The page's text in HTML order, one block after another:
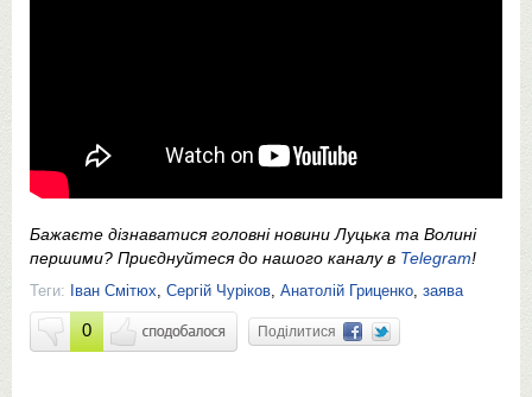
Бажаєте дізнаватися головні новини Луцька та Волині
першими? Приєднуйтеся до нашого каналу в Telegram!
Теги: Іван Смітюх Сергій Чуріков Анатолій Гриценко заява
0 Поділитися